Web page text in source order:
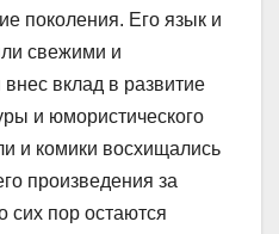
поколения. Его язык и
свежими и
вклад в развитие
и юмористического
и комики восхищались
произведения за
сих пор остаются